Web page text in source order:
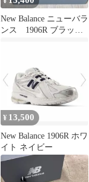
New Balance ニューバラ
ンス 1906R ブラック
¥ 13,500
New Balance 1906R ホワ
イト ネイビー